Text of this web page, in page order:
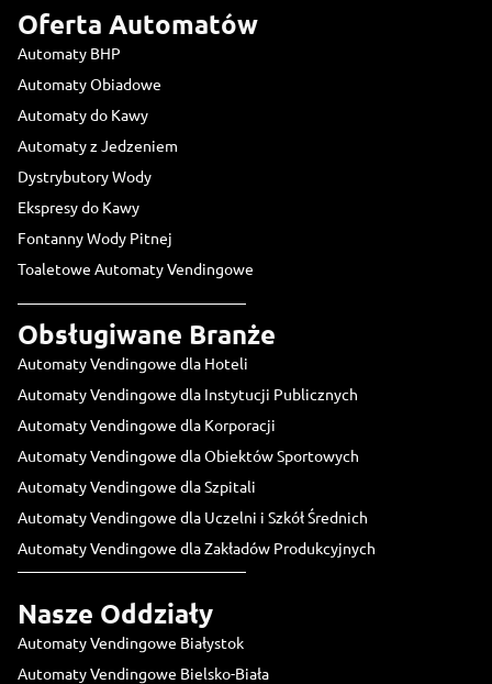
Oferta Automatów
Automaty BHP
Automaty Obiadowe
Automaty do Kawy
Automaty z Jedzeniem
Dystrybutory Wody
Ekspresy do Kawy
Fontanny Wody Pitnej
Toaletowe Automaty Vendingowe
Obsługiwane Branże
Automaty Vendingowe dla Hoteli
Automaty Vendingowe dla Instytucji Publicznych
Automaty Vendingowe dla Korporacji
Automaty Vendingowe dla Obiektów Sportowych
Automaty Vendingowe dla Szpitali
Automaty Vendingowe dla Uczelni i Szkół Średnich
Automaty Vendingowe dla Zakładów Produkcyjnych
Nasze Oddziały
Automaty Vendingowe Białystok
Automaty Vendingowe Bielsko-Biała